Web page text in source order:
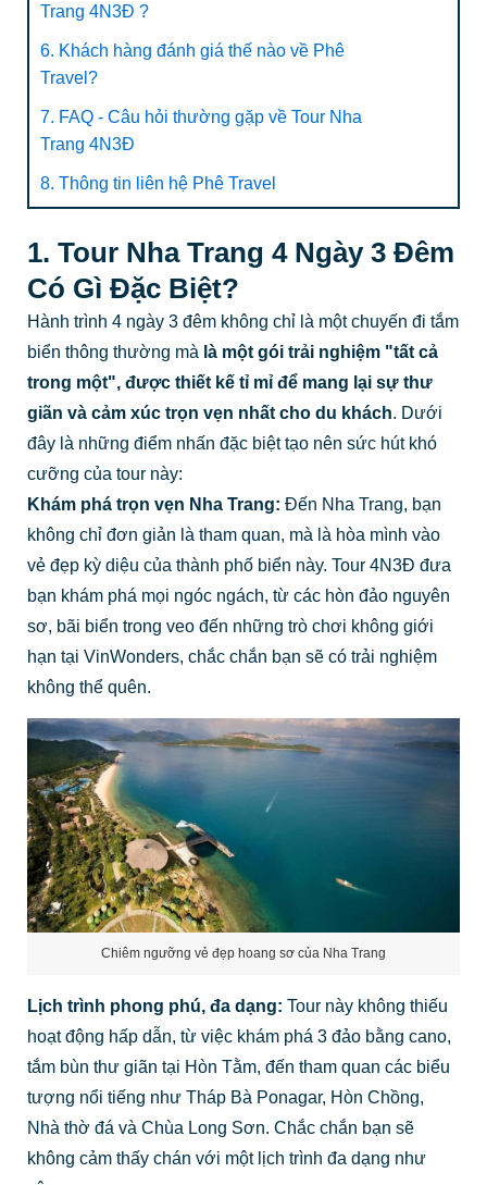
Trang 4N3Đ ?
6. Khách hàng đánh giá thế nào về Phê
Travel?
7. FAQ - Câu hỏi thường gặp về Tour Nha
Trang 4N3Đ
8. Thông tin liên hệ Phê Travel
1. Tour Nha Trang 4 Ngày 3 Đêm
Có Gì Đặc Biệt?
Hành trình 4 ngày 3 đêm không chỉ là một chuyến đi tắm
biển thông thường mà là một gói trải nghiệm "tất cả
trong một", được thiết kế tỉ mỉ để mang lại sự thư
giãn và cảm xúc trọn vẹn nhất cho du khách. Dưới
đây là những điểm nhấn đặc biệt tạo nên sức hút khó
cưỡng của tour này:
Khám phá trọn vẹn Nha Trang: Đến Nha Trang, bạn
không chỉ đơn giản là tham quan, mà là hòa mình vào
vẻ đẹp kỳ diệu của thành phố biển này. Tour 4N3Đ đưa
bạn khám phá mọi ngóc ngách, từ các hòn đảo nguyên
sơ, bãi biển trong veo đến những trò chơi không giới
hạn tại VinWonders, chắc chắn bạn sẽ có trải nghiệm
không thể quên.
Chiêm ngưỡng vẻ đẹp hoang sơ của Nha Trang
Lịch trình phong phú, đa dạng: Tour này không thiếu
hoạt động hấp dẫn, từ việc khám phá 3 đảo bằng cano,
tắm bùn thư giãn tại Hòn Tằm, đến tham quan các biểu
tượng nổi tiếng như Tháp Bà Ponagar, Hòn Chồng,
Nhà thờ đá và Chùa Long Sơn. Chắc chắn bạn sẽ
không cảm thấy chán với một lịch trình đa dạng như